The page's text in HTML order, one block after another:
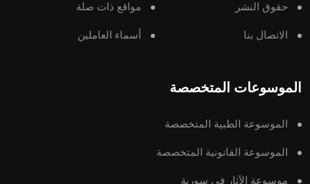
حقوق النشر مواقع ذات صلة
الاتصال بنا أسماء العاملين
الموسوعات المتخصصة
الموسوعة الطبية المتخصصة
الموسوعة القانونية المتخصصة
موسوعة الآثار في سورية